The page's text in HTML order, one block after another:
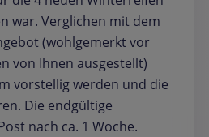
war. Verglichen mit dem
(wohlgemerkt vor
von Ihnen ausgestellt)
vorstellig werden und die
Die endgültige
nach ca. 1 Woche.